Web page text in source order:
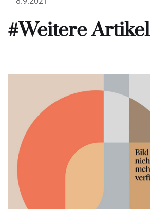
#Weitere Artikel